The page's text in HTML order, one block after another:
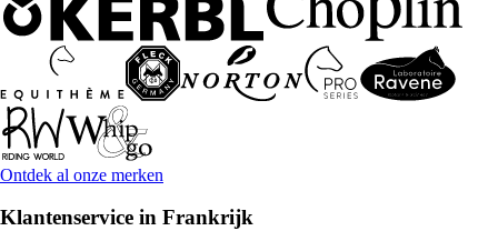
Ontdek al onze merken
Klantenservice in Frankrijk